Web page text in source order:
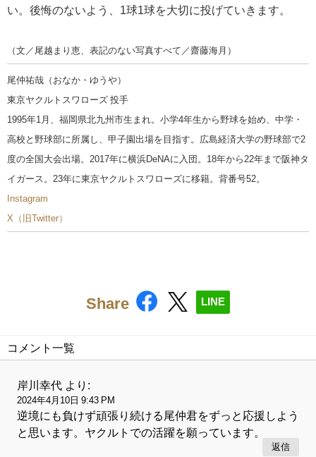
い。後悔のないよう、1球1球を大切に投げていきます。
（文／尾越まり恵、表記のない写真すべて／齋藤海月）
尾仲祐哉（おなか・ゆうや）
東京ヤクルトスワローズ 投手
1995年1月、福岡県北九州市生まれ。小学4年生から野球を始め、中学・
高校と野球部に所属し、甲子園出場を目指す。広島経済大学の野球部で2
度の全国大会出場。2017年に横浜DeNAに入団。18年から22年まで阪神タ
イガース。23年に東京ヤクルトスワローズに移籍。背番号52。
Instagram
X（旧Twitter）
Share LINE
コメント一覧
岸川幸代 より:
2024年4月10日 9:43 PM
逆境にも負けず頑張り続ける尾仲君をずっと応援しよう
と思います。ヤクルトでの活躍を願っています。
返信